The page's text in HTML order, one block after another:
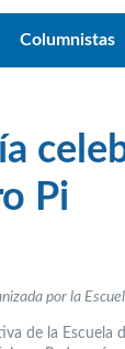
Columnistas
Pi
por la
de la Escuela